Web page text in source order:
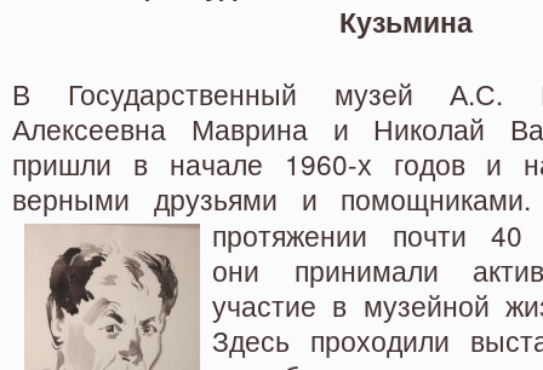
Кузьмина
В Государственный музей А.С.
Алексеевна Маврина и Николай
пришли в начале 1960-х годов и
верными друзьями и
протяжении
почти 40
они принимали
участие в музейной
Здесь проходили